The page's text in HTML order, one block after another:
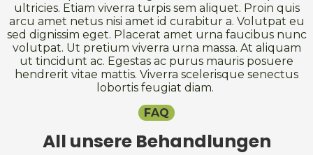
ultricies. Etiam viverra turpis sem aliquet. Proin quis
arcu amet netus nisi amet id curabitur a. Volutpat eu
sed dignissim eget. Placerat amet urna faucibus nunc
volutpat. Ut pretium viverra urna massa. At aliquam
ut tincidunt ac. Egestas ac purus mauris posuere
hendrerit vitae mattis. Viverra scelerisque senectus
lobortis feugiat diam.
FAQ
All unsere Behandlungen